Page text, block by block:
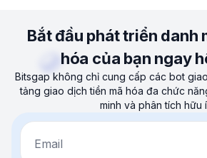
Bắt đầu phát triển danh
hóa của bạn ngay
Bitsgap không chỉ cung cấp các bot
tảng giao dịch tiền mã hóa đa chức
minh và phân tích hữu
Email